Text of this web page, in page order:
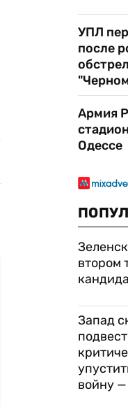
УПЛ
после
Армия
Одессе
втором
Запад
войну